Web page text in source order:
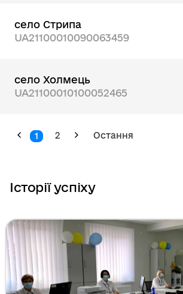
село Стрипа
UA21100010090063459
село Холмець
UA21100010100052465
1 2 Остання
Історії успіху